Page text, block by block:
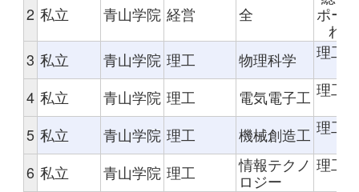
2 私立 青山学院 経営 全
ポー
れ
3 私立 青山学院 理工 物理科学
理工
4 私立 青山学院 理工 電気電子工 理工
5 私立 青山学院 理工 機械創造工 理工
6 私立 青山学院 理工
情報テクノ
ロジー
理工